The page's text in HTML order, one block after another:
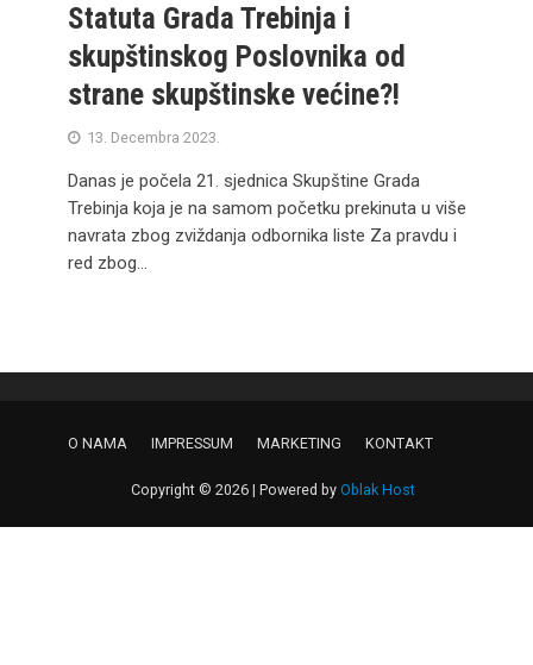
Statuta Grada Trebinja i
skupštinskog Poslovnika od
strane skupštinske većine?!
13. Decembra 2023.
Danas je počela 21. sjednica Skupštine Grada
Trebinja koja je na samom početku prekinuta u više
navrata zbog zviždanja odbornika liste Za pravdu i
red zbog...
O NAMA IMPRESSUM MARKETING KONTAKT
Copyright © 2026 | Powered by Oblak Host